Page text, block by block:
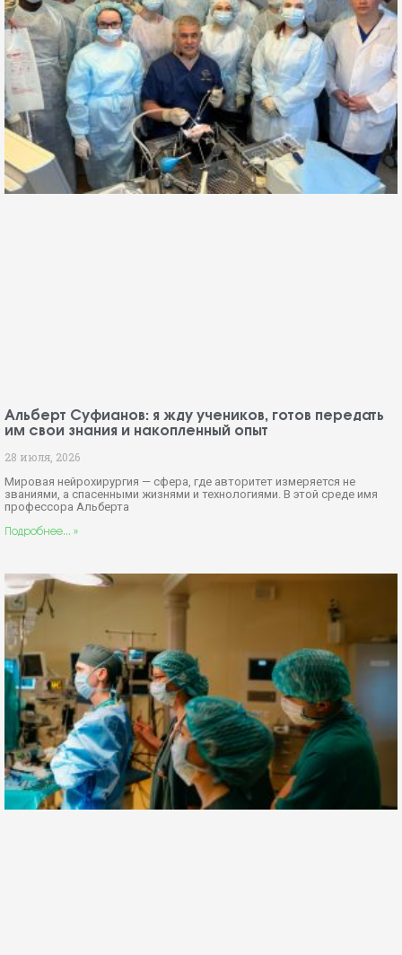
Альберт Суфианов: я жду учеников, готов передать
им свои знания и накопленный опыт
28 июля, 2026
Мировая нейрохирургия — сфера, где авторитет измеряется не
званиями, а спасенными жизнями и технологиями. В этой среде имя
профессора Альберта
Подробнее... »